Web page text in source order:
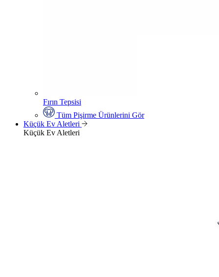
Fırın Tepsisi
Tüm Pişirme Ürünlerini Gör
Küçük Ev Aletleri
Küçük Ev Aletleri